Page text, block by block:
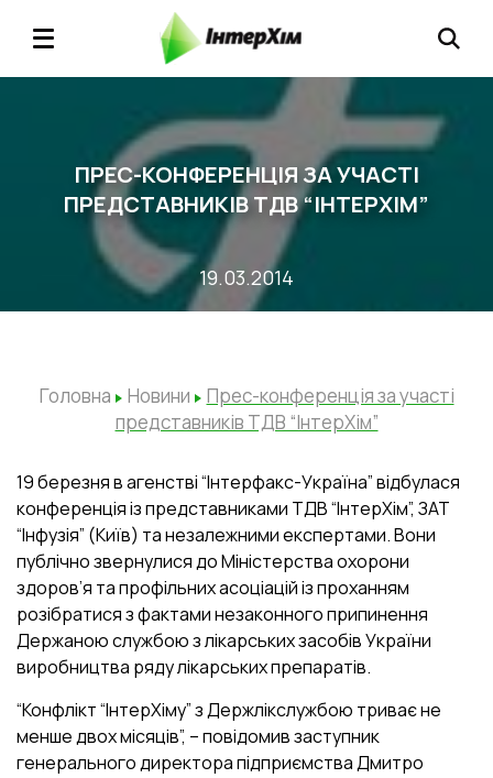
ПРЕС-КОНФЕРЕНЦІЯ ЗА УЧАСТІ
ПРЕДСТАВНИКІВ ТДВ “ІНТЕРХІМ”
19.03.2014
Головна Новини
Прес-конференція за участі
представників ТДВ “ІнтерХім”
19 березня в агенстві “Інтерфакс-Україна” відбулася
конференція із представниками ТДВ “ІнтерХім”, ЗАТ
“Інфузія” (Київ) та незалежними експертами. Вони
публічно звернулися до Міністерства охорони
здоров’я та профільних асоціацій із проханням
розібратися з фактами незаконного припинення
Держаною службою з лікарських засобів України
виробництва ряду лікарських препаратів.
“Конфлікт “ІнтерХіму” з Держлікслужбою триває не
менше двох місяців”, – повідомив заступник
генерального директора підприємства Дмитро